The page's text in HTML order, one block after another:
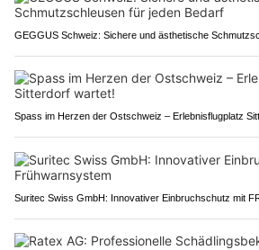
GEGGUS Schweiz: Sichere und ästhetische
Spass im Herzen der Ostschweiz – Erlebnisflugplatz
Suritec Swiss GmbH: Innovativer Einbruchschutz mit